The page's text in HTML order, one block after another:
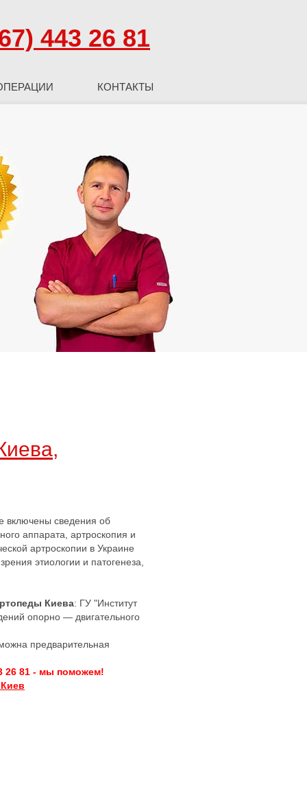
443 26 81
КОНТАКТЫ
включены сведения об
аппарата, артроскопия и
артроскопии в Украине
этиологии и патогенеза,
Киева: ГУ "Институт
опорно — двигательного
предварительная
26 81 - мы поможем!